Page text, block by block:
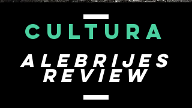
CULTURA
Alebrijes
review